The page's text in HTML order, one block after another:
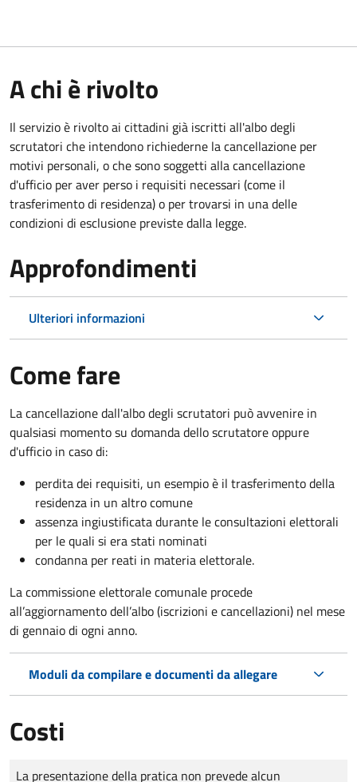
A chi è rivolto
Il servizio è rivolto ai cittadini già iscritti all'albo degli
scrutatori che intendono richiederne la cancellazione per
motivi personali, o che sono soggetti alla cancellazione
d'ufficio per aver perso i requisiti necessari (come il
trasferimento di residenza) o per trovarsi in una delle
condizioni di esclusione previste dalla legge.
Approfondimenti
Ulteriori informazioni
Come fare
La cancellazione dall'albo degli scrutatori può avvenire in
qualsiasi momento su domanda dello scrutatore oppure
d'ufficio in caso di:
perdita dei requisiti, un esempio è il trasferimento della
residenza in un altro comune
assenza ingiustificata durante le consultazioni elettorali
per le quali si era stati nominati
condanna per reati in materia elettorale.
La commissione elettorale comunale procede
all’aggiornamento dell’albo (iscrizioni e cancellazioni) nel mese
di gennaio di ogni anno.
Moduli da compilare e documenti da allegare
Costi
Tipo di pagamento
Importo
La presentazione della pratica non prevede alcun